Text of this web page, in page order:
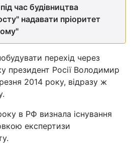
час будівництва
надавати пріоритет
перехід через
президент Росії Володимир
2014 року, відразу ж
в РФ визнала існування
експертизи